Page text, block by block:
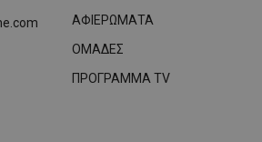
ΑΦΙΕΡΩΜΑΤΑ
ΟΜΑΔΕΣ
ΠΡΟΓΡΑΜΜΑ TV